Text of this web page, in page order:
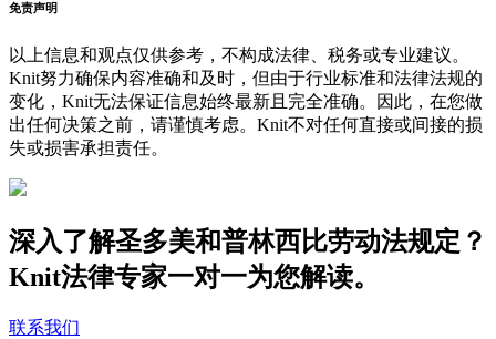
免责声明
以上信息和观点仅供参考，不构成法律、税务或专业建议。
Knit努力确保内容准确和及时，但由于行业标准和法律法规的
变化，Knit无法保证信息始终最新且完全准确。因此，在您做
出任何决策之前，请谨慎考虑。Knit不对任何直接或间接的损
失或损害承担责任。
深入了解圣多美和普林西比劳动法规定？
Knit法律专家一对一为您解读。
联系我们